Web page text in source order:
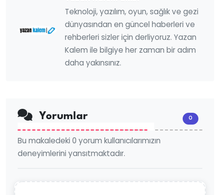
Teknoloji, yazılım, oyun, sağlık ve gezi
dünyasından en güncel haberleri ve
rehberleri sizler için derliyoruz. Yazan
Kalem ile bilgiye her zaman bir adım
daha yakınsınız.
Yorumlar 0
Bu makaledeki 0 yorum kullanıcılarımızın
deneyimlerini yansıtmaktadır.